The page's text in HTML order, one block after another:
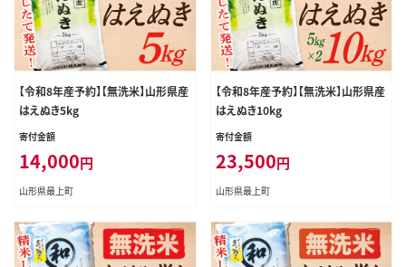
【令和8年産予約】【無洗米】山形県産
はえぬき5kg
寄付金額
14,000円
山形県最上町
【令和8年産予約】【無洗米】山形県産
はえぬき10kg
寄付金額
23,500円
山形県最上町